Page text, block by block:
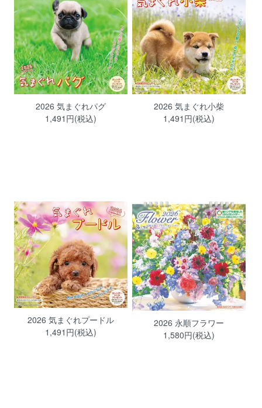
2026 気まぐれパグ
1,491円(税込)
2026 気まぐれ小柴
1,491円(税込)
2026 気まぐれプードル
1,491円(税込)
2026 永順フラワー
1,580円(税込)